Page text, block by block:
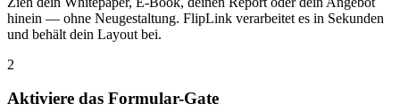
hinein — ohne Neugestaltung. FlipLink verarbeitet es in Sekunden
und behält dein Layout bei.
2
Aktiviere das Formular-Gate